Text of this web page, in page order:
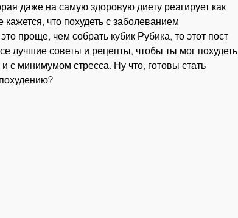
даже на самую здоровую диету реагирует как
кажется, что похудеть с заболеванием
проще, чем собрать кубик Рубика, то этот пост
лучшие советы и рецепты, чтобы ты мог похудеть
с минимумом стресса. Ну что, готовы стать